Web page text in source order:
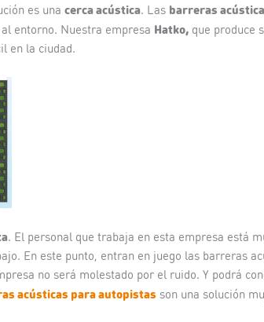
es una cerca acústica. Las barreras
entorno. Nuestra empresa Hatko, que produce
en la ciudad.
. El personal que trabaja en esta empresa está
En este punto, entran en juego las barreras
no será molestado por el ruido. Y podrá
acústicas para autopistas son una solución